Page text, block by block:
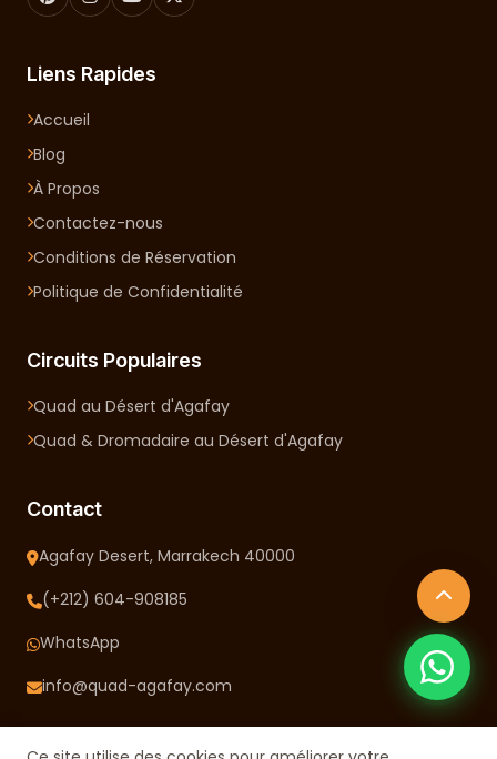
Liens Rapides
Accueil
Blog
À Propos
Contactez-nous
Conditions de Réservation
Politique de Confidentialité
Circuits Populaires
Quad au Désert d'Agafay
Quad & Dromadaire au Désert d'Agafay
Contact
Agafay Desert, Marrakech 40000
(+212) 604-908185
WhatsApp
info@quad-agafay.com